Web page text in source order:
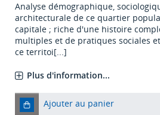
Analyse démographique,
architecturale de ce quartier
capitale ; riche d'une histoire
multiples et de pratiques sociales
ce territoi[...]
Plus d'information...
Ajouter au panier